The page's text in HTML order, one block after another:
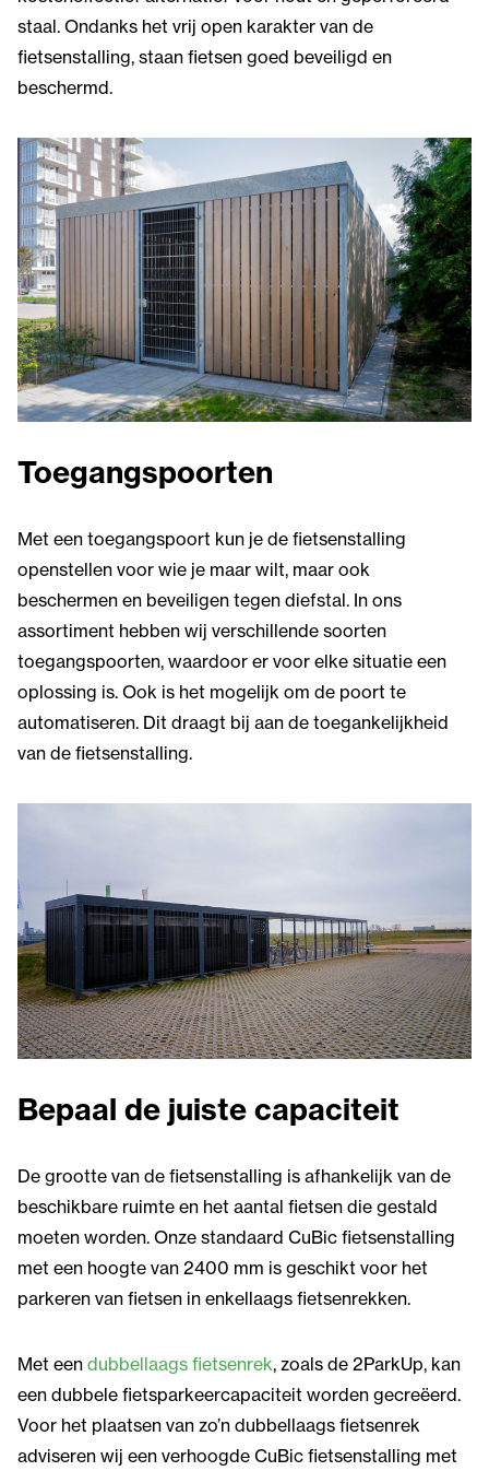
staal. Ondanks het vrij open karakter van de
fietsenstalling, staan fietsen goed beveiligd en
beschermd.
Toegangspoorten
Met een toegangspoort kun je de fietsenstalling
openstellen voor wie je maar wilt, maar ook
beschermen en beveiligen tegen diefstal. In ons
assortiment hebben wij verschillende soorten
toegangspoorten, waardoor er voor elke situatie een
oplossing is. Ook is het mogelijk om de poort te
automatiseren. Dit draagt bij aan de toegankelijkheid
van de fietsenstalling.
Bepaal de juiste capaciteit
De grootte van de fietsenstalling is afhankelijk van de
beschikbare ruimte en het aantal fietsen die gestald
moeten worden. Onze standaard CuBic fietsenstalling
met een hoogte van 2400 mm is geschikt voor het
parkeren van fietsen in enkellaags fietsenrekken.
Met een dubbellaags fietsenrek, zoals de 2ParkUp, kan
een dubbele fietsparkeercapaciteit worden gecreëerd.
Voor het plaatsen van zo’n dubbellaags fietsenrek
adviseren wij een verhoogde CuBic fietsenstalling met